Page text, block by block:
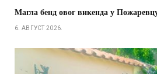
Магла бенд овог викенда у
6. АВГУСТ 2026.